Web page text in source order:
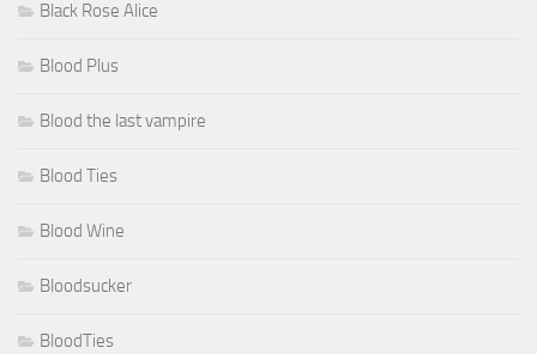
Black Rose Alice
Blood Plus
Blood the last vampire
Blood Ties
Blood Wine
Bloodsucker
BloodTies